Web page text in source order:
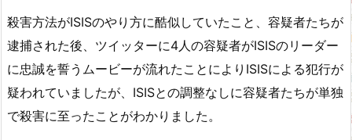
殺害方法がISISのやり方に酷似していたこと、容疑者たちが
逮捕された後、ツイッターに4人の容疑者がISISのリーダー
に忠誠を誓うムービーが流れたことによりISISによる犯行が
疑われていましたが、ISISとの調整なしに容疑者たちが単独
で殺害に至ったことがわかりました。